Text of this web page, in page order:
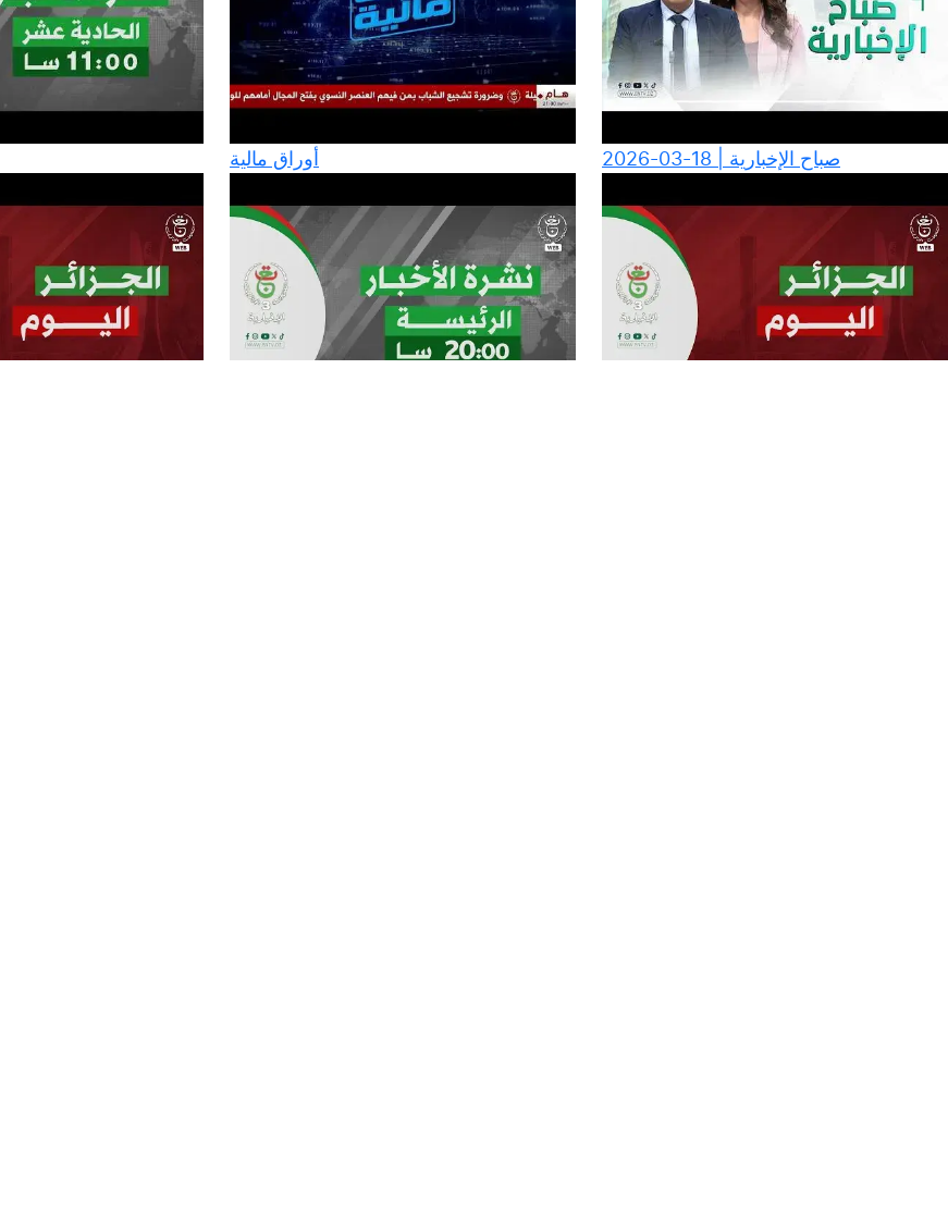
أوراق مالية صباح الإخبارية | 18-03-2026